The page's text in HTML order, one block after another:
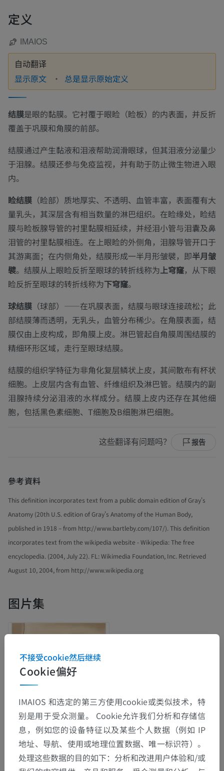
定义
IMAIOS
自动翻译
显示原文 总是显示原始定义
结膜是眼的黏膜。它衬覆于眼睑（睑板）的内表面，并反折
覆盖于巩膜和角膜的前部。
结膜通过产生黏液和泪液帮助润滑眼球，但其泪液分泌量少
于泪腺。结膜还参与免疫监视，并有助于防止微生物进入眼
内。
睑结膜 （睑部）质地厚实、不透明、血管丰富，表面覆有大
量乳头，其深层含有相当数量的淋巴组织。在睑缘处，睑结
膜与睑板腺导管的衬里黏膜相延续，并经泪小管与泪囊及鼻
泪管的衬里黏膜相连。在上眼睑的外侧角，泪腺导管开口于
其游离面；在内侧角处，结膜形成一半月形皱襞，即半月皱
襞。结膜从上眼睑反折至眼球的转折线称为上穹窿，从下眼
睑反折至眼球的转折线称为下穹窿。
球结膜 （球部）——在巩膜表面，结膜与眼球连接疏松；此
部结膜薄而透明，无乳头，血管分布稀少。在角膜表面，结
膜仅由上皮构成，即角膜上皮。 淋巴管起自角膜周围结膜的
精细环形区域，走行至眼球结膜。
结膜的组织学特征为非角化复层鳞状上皮，其间散布有杯状
细胞。上皮层内含有血管、纤维组织及淋巴管。结膜内的副
泪腺持续分泌泪液的水样成分。结膜上皮内还存在其他细
胞，包括黑色素细胞、T细胞及B细胞淋巴细胞。
这些翻译有问题吗？ 报告
參考資料
This definition incorporates text from a public domain edition of Gray's
Anatomy (20th U.S. edition of Gray's Anatomy of the Human Body,
published in 1918 – from http://www.bartleby.com/107/). This definition
incorporates text from the wikipedia website - Wikipedia: The free
encyclopedia. (2004, July 22). FL: Wikimedia Foundation, Inc. Retrieved
August 10, 2004, from http://www.wikipedia.org
图片集
解剖层次
Cookie偏好
不接受cookie然后继续
IMAIOS 和选定的第三方使用cookie或类似技术，特
别是用于受众测量。 Cookie允许我们分析和存储信
息，例如您的设备特征以及某些个人数据（例如 IP
地址、导航、使用或地理位置数据、唯一标识符）。
处理这些数据的目的如下：分析和改进用户体验和/或